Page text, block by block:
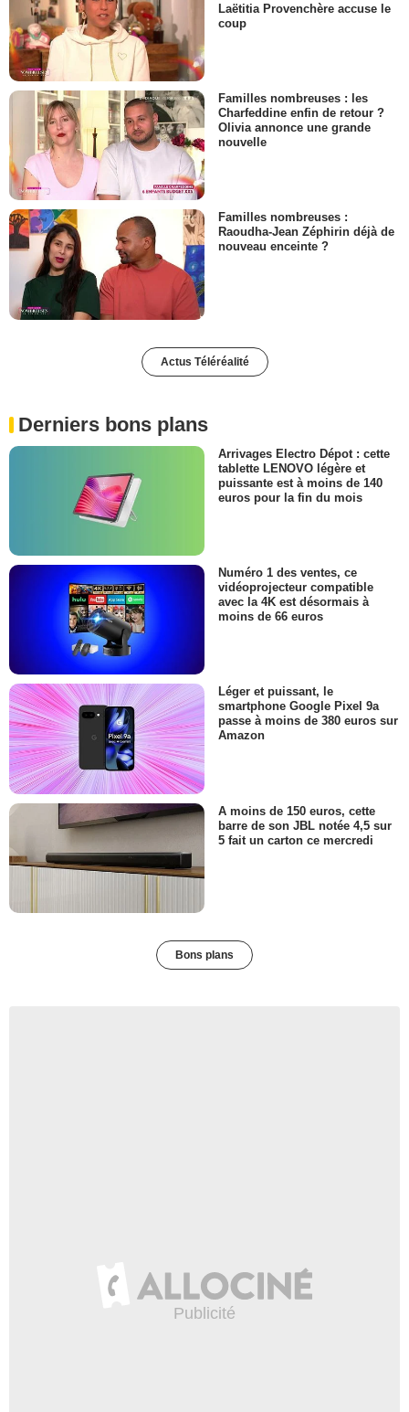
Laëtitia Provenchère accuse le
coup
Familles nombreuses : les
Charfeddine enfin de retour ?
Olivia annonce une grande
nouvelle
Familles nombreuses :
Raoudha-Jean Zéphirin déjà de
nouveau enceinte ?
Actus Téléréalité
Derniers bons plans
Arrivages Electro Dépot : cette
tablette LENOVO légère et
puissante est à moins de 140
euros pour la fin du mois
Numéro 1 des ventes, ce
vidéoprojecteur compatible
avec la 4K est désormais à
moins de 66 euros
Léger et puissant, le
smartphone Google Pixel 9a
passe à moins de 380 euros sur
Amazon
A moins de 150 euros, cette
barre de son JBL notée 4,5 sur
5 fait un carton ce mercredi
Bons plans